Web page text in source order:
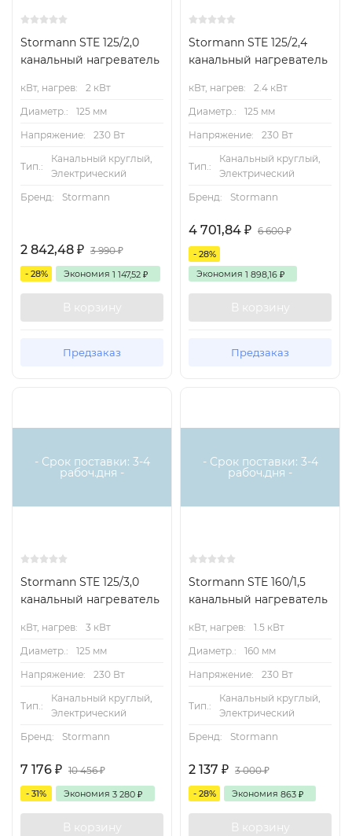
Stormann STE 125/2,0
канальный нагреватель
кВт, нагрев:
2 кВт
Диаметр.:
125 мм
Напряжение:
230 Вт
Тип.:
Канальный круглый,
Электрический
Бренд:
Stormann
2 842,48 ₽ 3 990₽
- 28% Экономия 1 147,52 ₽
В корзину
Предзаказ
Stormann STE 125/2,4
канальный нагреватель
кВт, нагрев:
2.4 кВт
Диаметр.:
125 мм
Напряжение:
230 Вт
Тип.:
Канальный круглый,
Электрический
Бренд:
Stormann
4 701,84 ₽ 6 600₽
- 28%
Экономия 1 898,16 ₽
В корзину
Предзаказ
- Срок поставки: 3-4
рабоч.дня -
Stormann STE 125/3,0
канальный нагреватель
кВт, нагрев:
3 кВт
Диаметр.:
125 мм
Напряжение:
230 Вт
Тип.:
Канальный круглый,
Электрический
Бренд:
Stormann
7 176 ₽ 10 456₽
- 31% Экономия 3 280 ₽
В корзину
- Срок поставки: 3-4
рабоч.дня -
Stormann STE 160/1,5
канальный нагреватель
кВт, нагрев:
1.5 кВт
Диаметр.:
160 мм
Напряжение:
230 Вт
Тип.:
Канальный круглый,
Электрический
Бренд:
Stormann
2 137 ₽ 3 000₽
- 28% Экономия 863 ₽
В корзину